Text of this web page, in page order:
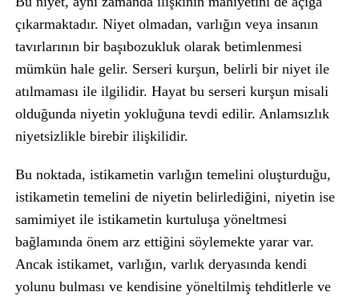
çıkarmaktadır. Niyet olmadan, varlığın veya insanın
tavırlarının bir başıbozukluk olarak betimlenmesi
mümkün hale gelir. Serseri kurşun, belirli bir niyet ile
atılmaması ile ilgilidir. Hayat bu serseri kurşun misali
olduğunda niyetin yokluğuna tevdi edilir. Anlamsızlık
niyetsizlikle birebir ilişkilidir.
Bu noktada, istikametin varlığın temelini oluşturduğu,
istikametin temelini de niyetin belirlediğini, niyetin ise
samimiyet ile istikametin kurtuluşa yöneltmesi
bağlamında önem arz ettiğini söylemekte yarar var.
Ancak istikamet, varlığın, varlık deryasında kendi
yolunu bulması ve kendisine yöneltilmiş tehditlerle ve